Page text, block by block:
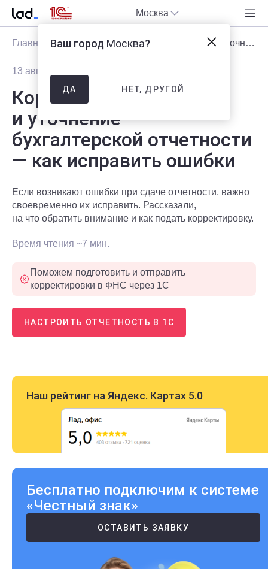
Москва
Главная Блог Статьи Корректировка и уточнение бухгалтерской отчетности — как исправить ошибки
13 августа 2025
Корректировка
и уточнение
бухгалтерской отчетности
— как исправить ошибки
Если возникают ошибки при сдаче отчетности, важно
своевременно их исправить. Рассказали,
на что обратить внимание и как подать корректировку.
Время чтения ~7 мин.
Поможем подготовить и отправить
корректировки в ФНС через 1С
НАСТРОИТЬ ОТЧЕТНОСТЬ В 1С
Наш рейтинг на Яндекс. Картах 5.0
Бесплатно подключим к системе
«Честный знак»
ОСТАВИТЬ ЗАЯВКУ
Ваш город Москва?
ДА НЕТ, ДРУГОЙ